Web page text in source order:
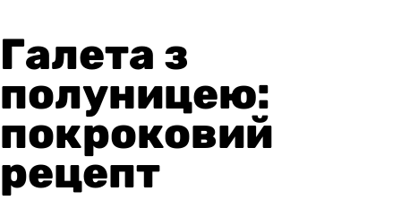
Галета з
полуницею:
покроковий
рецепт